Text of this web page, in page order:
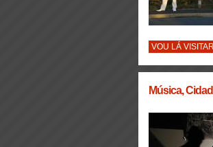
VOU LÁ VISITAR
Música,